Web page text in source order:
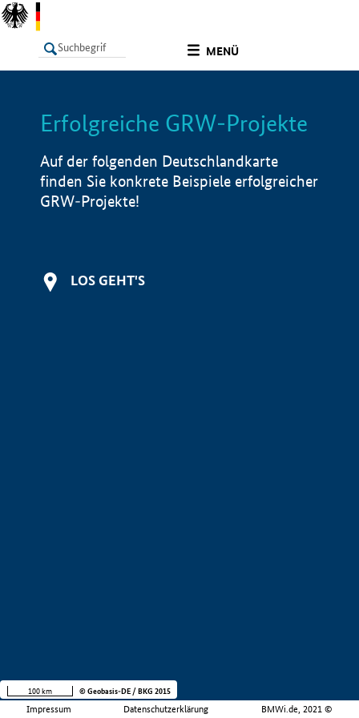
MENÜ
LISTE Info
Erfolgreiche GRW-Projekte
Auf der folgenden Deutschlandkarte
finden Sie konkrete Beispiele erfolgreicher
GRW-Projekte!
LOS GEHT'S
Impressum Datenschutzerklärung BMWi.de, 2021 ©
100 km © Geobasis-DE / BKG 2015